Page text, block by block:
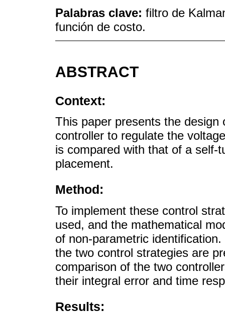
Palabras clave: filtro de
función de costo.
ABSTRACT
Context:
This paper presents the
controller to regulate the
is compared with that of a self-
placement.
Method:
To implement these control
used, and the mathematical
of non-parametric
the two control strategies are
comparison of the two
their integral error and time
Results: